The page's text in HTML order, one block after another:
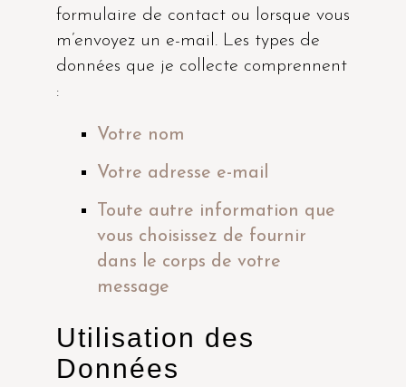
formulaire de contact ou lorsque vous
m’envoyez un e-mail. Les types de
données que je collecte comprennent
:
Votre nom
Votre adresse e-mail
Toute autre information que
vous choisissez de fournir
dans le corps de votre
message
Utilisation des
Données